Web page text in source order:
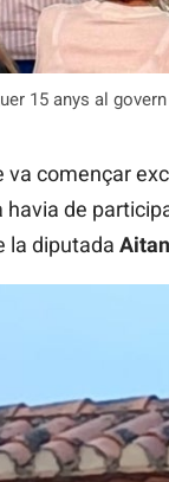
15 anys al
va començar
de
la diputada